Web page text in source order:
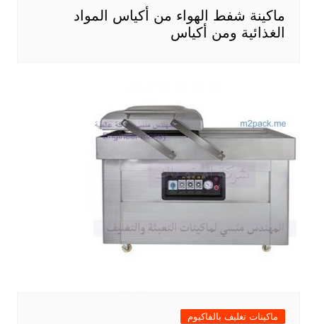
ماكينة شفط الهواء من أكياس المواد
الغذائية ومن أكياس
ماكينات تغليف بالفاكيوم